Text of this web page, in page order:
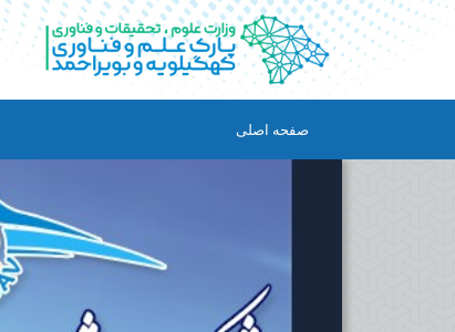
صفحه اصلی